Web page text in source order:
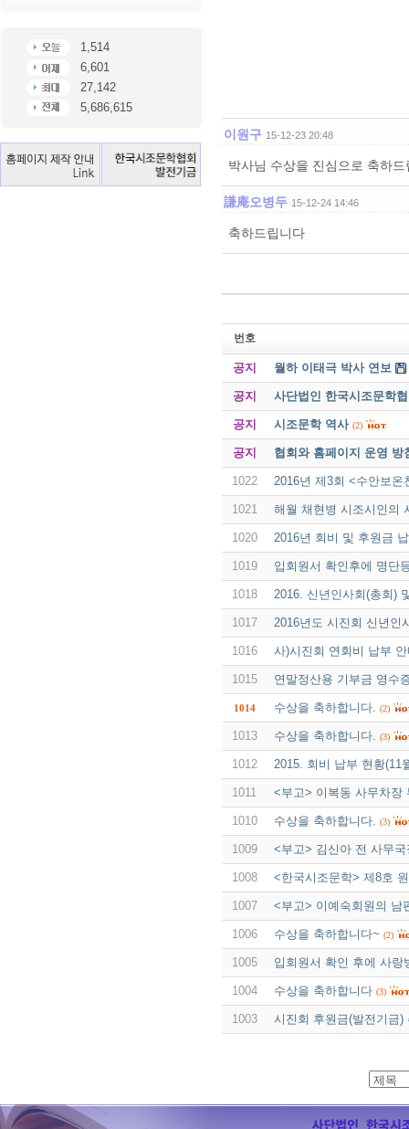
1,514
6,601
27,142
5,686,615
이원구 15-12-23 20:48
박사님 수상을 진심으로 축하드
謙庵오병두 15-12-24 14:46
축하드립니다
번호
공지 월하 이태극 박사 연보
공지 사단법인 한국시조문학
공지 시조문학 역사 (2)
공지 협회와 홈페이지 운영 방
1022 2016년 제3회 <수안보
1021 해월 채현병 시조시인의
1020 2016년 회비 및 후원금
1019 입회원서 확인후에 명단
1018 2016. 신년인사회(총회)
1017 2016년도 시진회 신년인
1016 사)시진회 연회비 납부 안
1015 연말정산용 기부금 영수
1014 수상을 축하합니다. (2)
1013 수상을 축하합니다. (3)
1012 2015. 회비 납부 현황(11
1011 <부고> 이복동 사무차장
1010 수상을 축하합니다. (3)
1009 <부고> 김신아 전 사무
1008 <한국시조문학> 제8호
1007 <부고> 이예숙회원의 남
1006 수상을 축하합니다~ (2)
1005 입회원서 확인 후에 사랑
1004 수상을 축하합니다 (3)
1003 시진회 후원금(발전기금)